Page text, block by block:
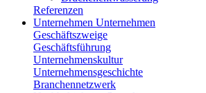
Referenzen
Unternehmen Unternehmen
Geschäftszweige
Geschäftsführung
Unternehmenskultur
Unternehmensgeschichte
Branchennetzwerk